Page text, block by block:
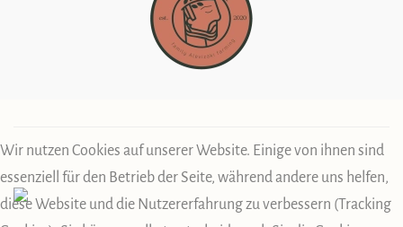
Wir nutzen Cookies auf unserer Website. Einige von ihnen sind
essenziell für den Betrieb der Seite, während andere uns helfen,
diese Website und die Nutzererfahrung zu verbessern (Tracking